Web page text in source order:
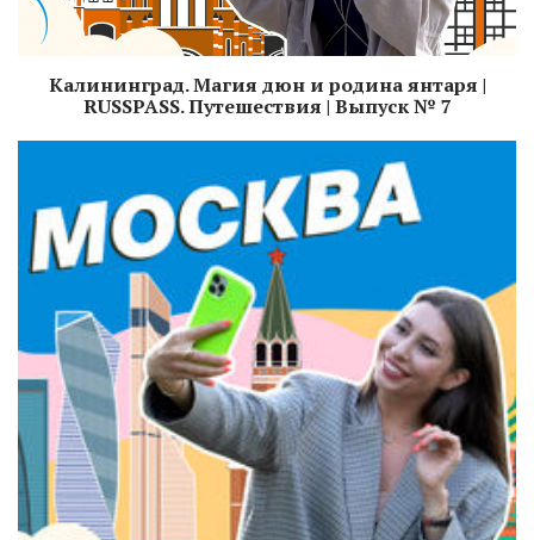
Калининград. Магия дюн и родина янтаря ​|
RUSSPASS. Путешествия | Выпуск № 7